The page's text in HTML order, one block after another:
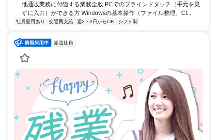
他通販業務に付随する業務全般 PCでのブラインドタッチ（手元を見
ずに入力）ができる方 Windowsの基本操作（ファイル整理、Ct...
社員登用あり 交通費支給 週2・3日からOK シフト制
派遣社員